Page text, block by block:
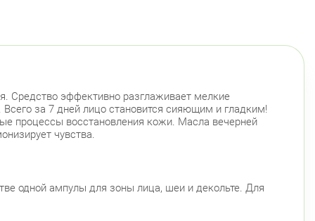
Средство эффективно разглаживает мелкие
за 7 дней лицо становится сияющим и гладким!
процессы восстановления кожи. Масла вечерней
чувства.
одной ампулы для зоны лица, шеи и декольте. Для